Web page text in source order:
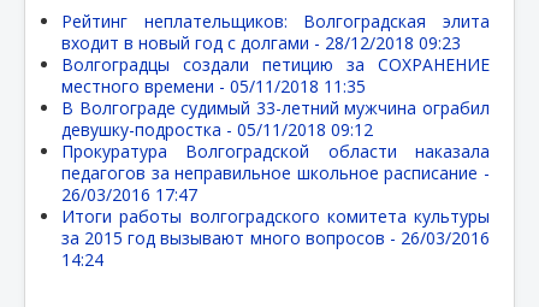
Рейтинг неплательщиков: Волгоградская элита
входит в новый год с долгами - 28/12/2018 09:23
Волгоградцы создали петицию за СОХРАНЕНИЕ
местного времени - 05/11/2018 11:35
В Волгограде судимый 33-летний мужчина ограбил
девушку-подростка - 05/11/2018 09:12
Прокуратура Волгоградской области наказала
педагогов за неправильное школьное расписание -
26/03/2016 17:47
Итоги работы волгоградского комитета культуры
за 2015 год вызывают много вопросов - 26/03/2016
14:24